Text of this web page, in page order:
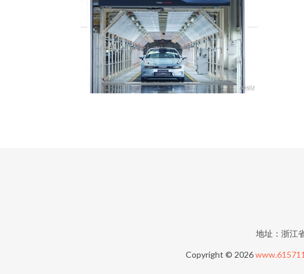
地址：浙江
Copyright © 2026